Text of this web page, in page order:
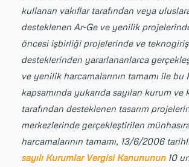
kullanan vakıflar tarafından veya
desteklenen Ar-Ge ve yenilik
öncesi işbirliği projelerinde ve
desteklerinden yararlananlarca
ve yenilik harcamalarının tamamı ile bu
kapsamında yukarıda sayılan kurum ve
tarafından desteklenen tasarım
merkezlerinde gerçekleştirilen
harcamalarının tamamı, 13/6/2006
sayılı Kurumlar Vergisi Kanununun10